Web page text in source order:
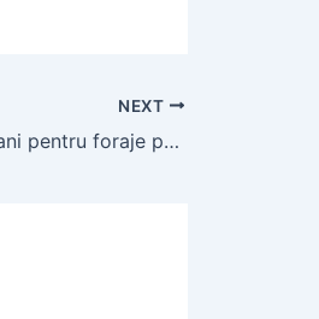
NEXT
Executări fantani pentru foraje puturi